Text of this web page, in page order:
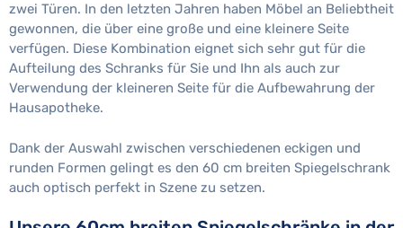
zwei Türen. In den letzten Jahren haben Möbel an Beliebtheit
gewonnen, die über eine große und eine kleinere Seite
verfügen. Diese Kombination eignet sich sehr gut für die
Aufteilung des Schranks für Sie und Ihn als auch zur
Verwendung der kleineren Seite für die Aufbewahrung der
Hausapotheke.
Dank der Auswahl zwischen verschiedenen eckigen und
runden Formen gelingt es den 60 cm breiten Spiegelschrank
auch optisch perfekt in Szene zu setzen.